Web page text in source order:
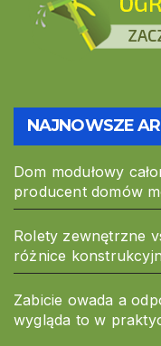
NAJNOWSZE
Dom modułowy
producent domów
Rolety zewnętrzne
różnice
Zabicie owada a
wygląda to w